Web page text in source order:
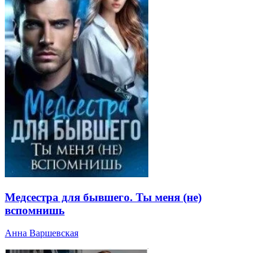
Медсестра для бывшего. Ты меня (не)
вспомнишь
Анна Варшевская